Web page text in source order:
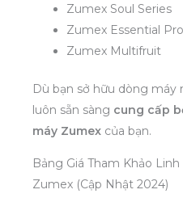
Zumex Soul Series
Zumex Essential Pro
Zumex Multifruit
Dù bạn sở hữu dòng máy
luôn sẵn sàng cung cấp
máy Zumex của bạn.
Bảng Giá Tham Khảo
Zumex (Cập Nhật 2024)